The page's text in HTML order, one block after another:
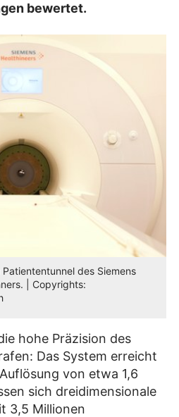
bewertet.
des Siemens
| Copyrights:
hohe Präzision des
Das System erreicht
von etwa 1,6
sich dreidimensionale
3,5 Millionen